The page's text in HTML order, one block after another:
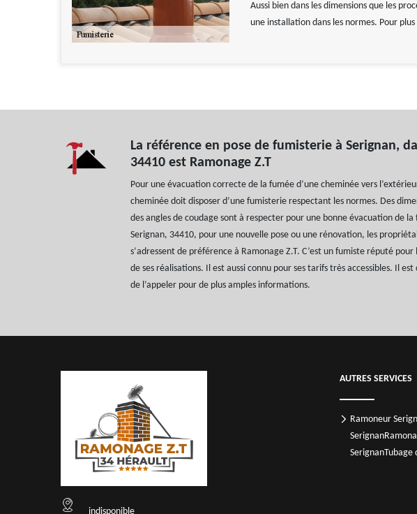
Aussi bien dans les dimensions que les
une installation dans les normes. Pour
La référence en pose de fumisterie à Serignan,
34410 est Ramonage Z.T
Pour une évacuation correcte de la fumée d’une cheminée vers
cheminée doit disposer d’une fumisterie respectant les normes. Des
des angles de coudage sont à respecter pour une bonne évacuation de la
Serignan, 34410, pour une nouvelle pose ou une rénovation, les
s‘adressent de préférence à Ramonage Z.T. C’est un fumiste réputé
de ses réalisations. Il est aussi connu pour ses tarifs très accessibles. Il est
de l’appeler pour de plus amples informations.
indisponible
AUTRES SERVICES
Ramoneur
Serignan
SerignanTubage